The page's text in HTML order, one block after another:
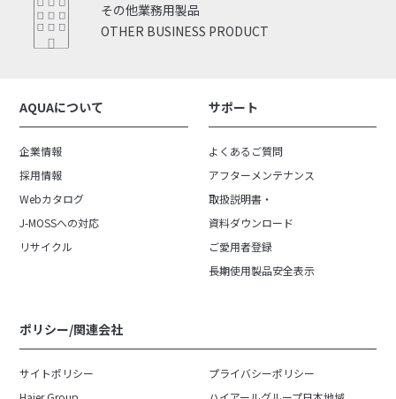
OTHER BUSINESS PRODUCT
その他業務用製品
AQUAについて
企業情報
採用情報
Webカタログ
J-MOSSへの対応
リサイクル
サポート
よくあるご質問
アフターメンテナンス
取扱説明書・
資料ダウンロード
ご愛用者登録
長期使用製品安全表示
ポリシー/関連会社
サイトポリシー
プライバシーポリシー